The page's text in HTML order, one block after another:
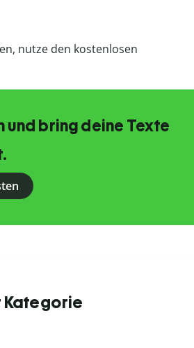
nutze den kostenlosen
und bring deine Texte
Kategorie